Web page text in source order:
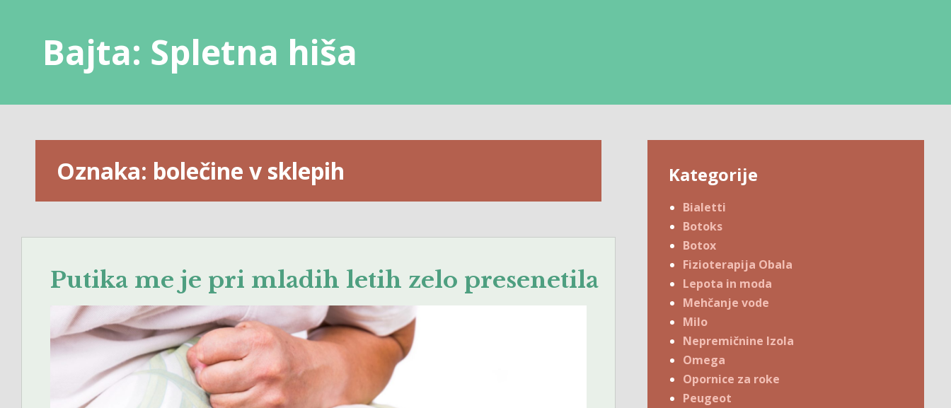
Bajta: Spletna hiša
Oznaka: bolečine v sklepih
Putika me je pri mladih letih zelo presenetila
Kategorije
Bialetti
Botoks
Botox
Fizioterapija Obala
Lepota in moda
Mehčanje vode
Milo
Nepremičnine Izola
Omega
Opornice za roke
Peugeot